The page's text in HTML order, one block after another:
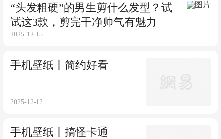
“头发粗硬”的男生剪什么发型？试
试这3款，剪完干净帅气有魅力
2025-12-15
手机壁纸丨简约好看
2025-12-12
手机壁纸丨搞怪卡通